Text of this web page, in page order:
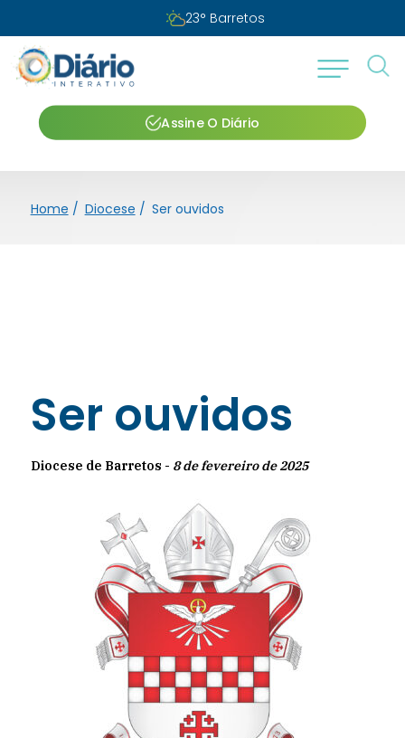
Sábado, 08 de agosto de 2026
Assine O Diário
Home / Diocese / Ser ouvidos
Ser ouvidos
Diocese de Barretos - 8 de fevereiro de 2025